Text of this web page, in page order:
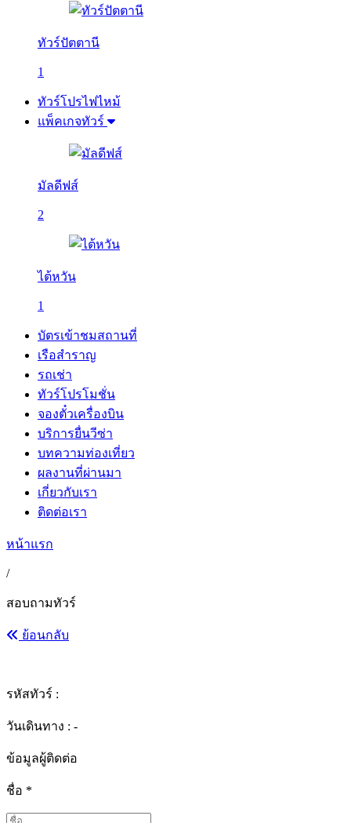
ทัวร์ปัตตานี
1
ทัวร์โปรไฟไหม้
แพ็คเกจทัวร์
มัลดีฟส์
2
ไต้หวัน
1
บัตรเข้าชมสถานที่
เรือสำราญ
รถเช่า
ทัวร์โปรโมชั่น
จองตั๋วเครื่องบิน
บริการยื่นวีซ่า
บทความท่องเที่ยว
ผลงานที่ผ่านมา
เกี่ยวกับเรา
ติดต่อเรา
หน้าแรก
/
สอบถามทัวร์
ย้อนกลับ
รหัสทัวร์ :
วันเดินทาง : -
ข้อมูลผู้ติดต่อ
ชื่อ *